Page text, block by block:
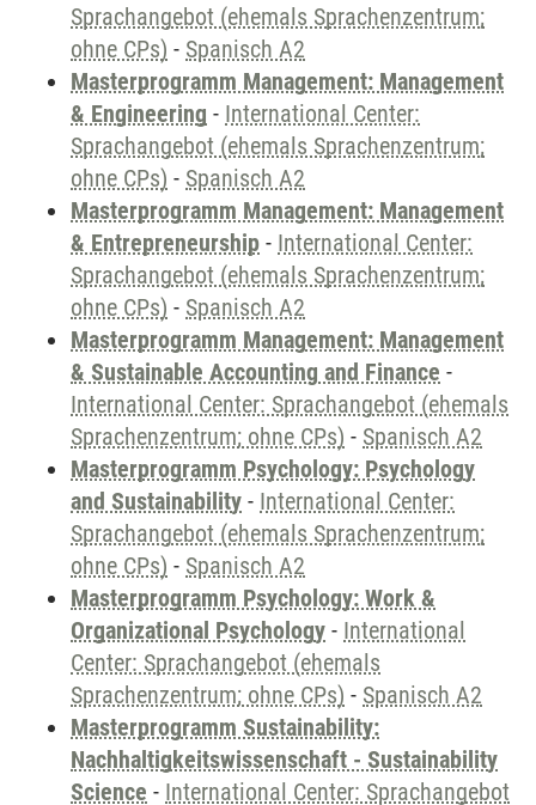
Sprachangebot (ehemals Sprachenzentrum;
ohne CPs) - Spanisch A2
Masterprogramm Management: Management
& Engineering - International Center:
Sprachangebot (ehemals Sprachenzentrum;
ohne CPs) - Spanisch A2
Masterprogramm Management: Management
& Entrepreneurship - International Center:
Sprachangebot (ehemals Sprachenzentrum;
ohne CPs) - Spanisch A2
Masterprogramm Management: Management
& Sustainable Accounting and Finance -
International Center: Sprachangebot (ehemals
Sprachenzentrum; ohne CPs) - Spanisch A2
Masterprogramm Psychology: Psychology
and Sustainability - International Center:
Sprachangebot (ehemals Sprachenzentrum;
ohne CPs) - Spanisch A2
Masterprogramm Psychology: Work &
Organizational Psychology - International
Center: Sprachangebot (ehemals
Sprachenzentrum; ohne CPs) - Spanisch A2
Masterprogramm Sustainability:
Nachhaltigkeitswissenschaft - Sustainability
Science - International Center: Sprachangebot